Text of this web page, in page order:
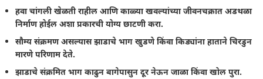
हवा चांगली खेळती राहील आणि काळ्या खवल्यांच्या जीवनचक्रात अडथळा
निर्माण होईल अशा प्रकारची योग्य छाटणी करा.
सौम्य संक्रमण असल्यास झाडाचे भाग खुडणे किंवा किड्यांना हाताने चिरडुन
मारणे परिणाम देते.
झाडाचे संक्रमित भाग काढुन बागेपासुन दूर नेऊन जाळा किंवा खोल पुरा.